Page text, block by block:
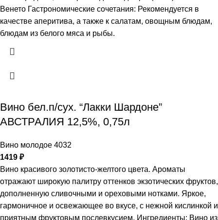
Венето Гастрономические сочетания: Рекомендуется в
качестве аперитива, а также к салатам, овощным блюдам,
блюдам из белого мяса и рыбы.
Вино бел.п/сух. “Лакки Шардоне”
АВСТРАЛИЯ 12,5%, 0,75л
Вино молодое 4032
1419 ₽
Вино красивого золотисто-желтого цвета. Ароматы
отражают широкую палитру оттенков экзотических фруктов,
дополненную сливочными и ореховыми нотками. Яркое,
гармоничное и освежающее во вкусе, с нежной кислинкой и
приятным фруктовым послевкусием. Ингредиенты: Вино из